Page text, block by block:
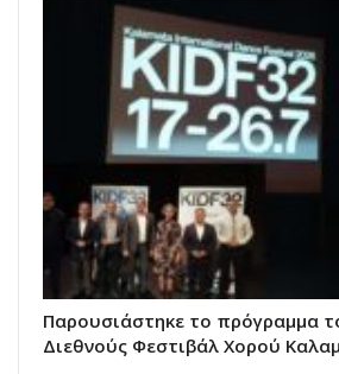
Παρουσιάστηκε το πρόγραμμα
Διεθνούς Φεστιβάλ Χορού